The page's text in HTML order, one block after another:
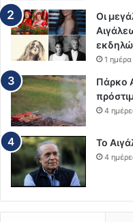
Οι
1 ημέρα
Πάρκο
4
Το
4